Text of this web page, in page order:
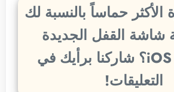
الأكثر حماساً بالنسبة لك
شاشة القفل الجديدة
لنظام iOS 27؟ شاركنا برأيك في
التعليقات!